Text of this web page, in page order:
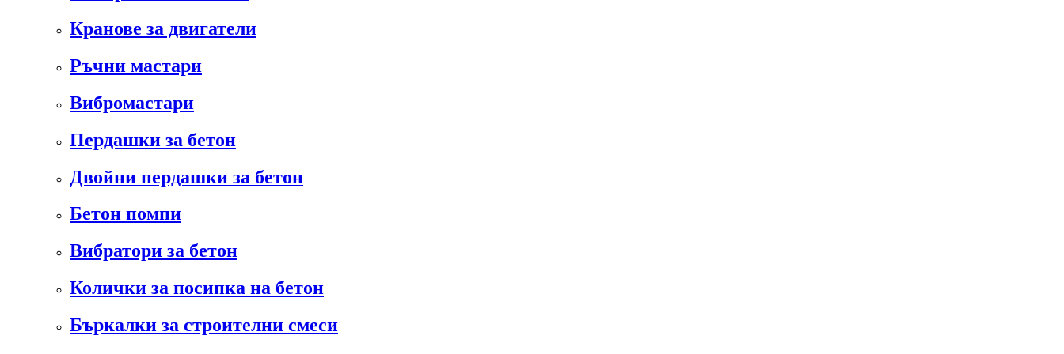
Кранове за двигатели
Ръчни мастари
Вибромастари
Пердашки за бетон
Двойни пердашки за бетон
Бетон помпи
Вибратори за бетон
Колички за посипка на бетон
Бъркалки за строителни смеси